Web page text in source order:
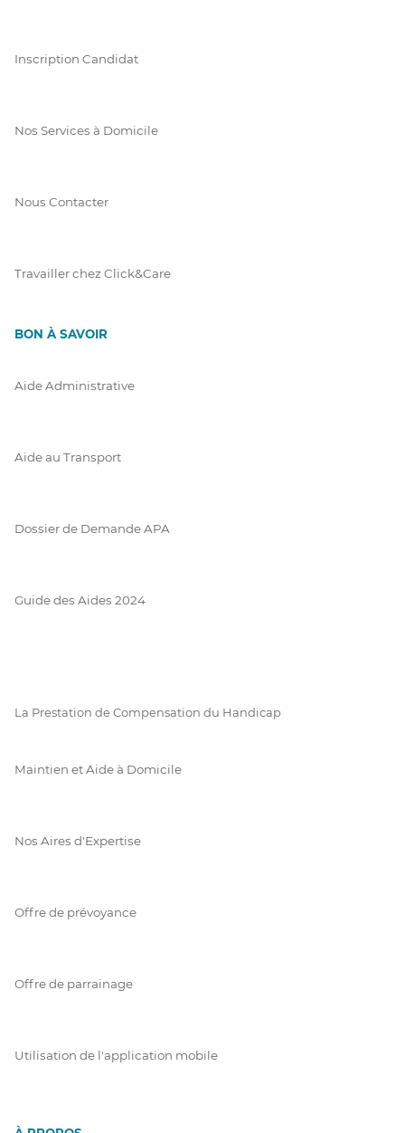
Inscription Candidat
Nos Services à Domicile
Nous Contacter
Travailler chez Click&Care
BON À SAVOIR
Aide Administrative
Aide au Transport
Dossier de Demande APA
Guide des Aides 2024
La Prestation de Compensation du Handicap
Maintien et Aide à Domicile
Nos Aires d'Expertise
Offre de prévoyance
Offre de parrainage
Utilisation de l'application mobile